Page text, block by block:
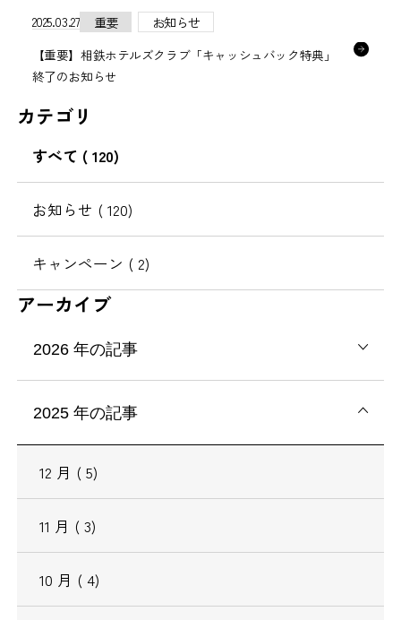
2025.03.27 重要 お知らせ
【重要】相鉄ホテルズクラブ「キャッシュバック特典」
終了のお知らせ
カテゴリ
すべて ( 120)
お知らせ ( 120)
キャンペーン ( 2)
アーカイブ
2026 年の記事
2025 年の記事
12 月 ( 5)
11 月 ( 3)
10 月 ( 4)